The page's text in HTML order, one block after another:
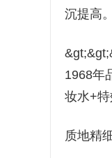
沉提高。
1968年
妆水+特
质地精